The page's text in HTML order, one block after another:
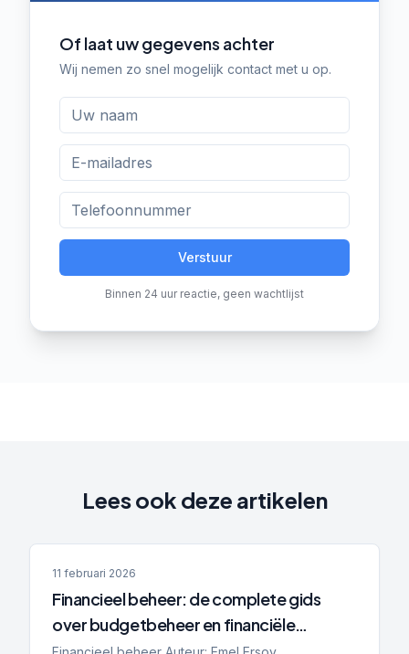
Of laat uw gegevens achter
Wij nemen zo snel mogelijk contact met u op.
Verstuur
Binnen 24 uur reactie, geen wachtlijst
Lees ook deze artikelen
11 februari 2026
Financieel beheer: de complete gids
over budgetbeheer en financiële
planning